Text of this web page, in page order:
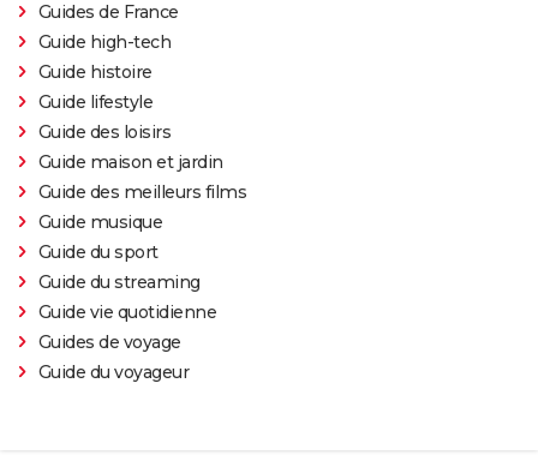
Guides de France
Guide high-tech
Guide histoire
Guide lifestyle
Guide des loisirs
Guide maison et jardin
Guide des meilleurs films
Guide musique
Guide du sport
Guide du streaming
Guide vie quotidienne
Guides de voyage
Guide du voyageur